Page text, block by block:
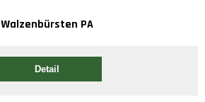
Walzenbürsten PA
Detail